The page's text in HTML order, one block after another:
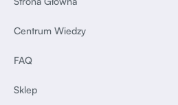
Centrum Wiedzy
FAQ
Sklep